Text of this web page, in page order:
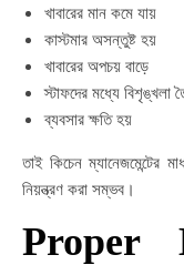
খাবারের মান কমে যায়
কাস্টমার অসন্তুষ্ট হয়
খাবারের অপচয় বাড়ে
স্টাফদের মধ্যে বিশৃঙ্খলা
ব্যবসার ক্ষতি হয়
তাই কিচেন
নিয়ন্ত্রণ করা সম্ভব।
Proper